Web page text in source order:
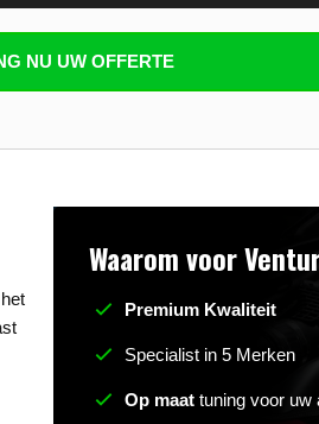
NU UW OFFERTE
Waarom voor
Premium Kwaliteit
Specialist in 5 Merken
Op maat tuning voor uw